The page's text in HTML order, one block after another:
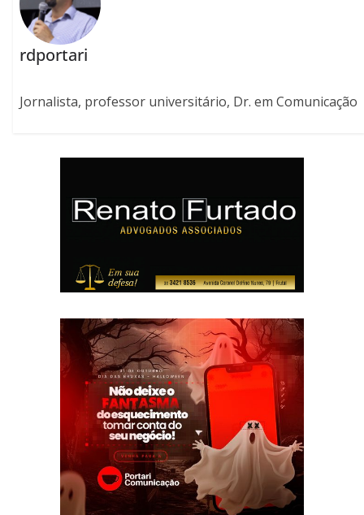
rdportari
Jornalista, professor universitário, Dr. em Comunicação